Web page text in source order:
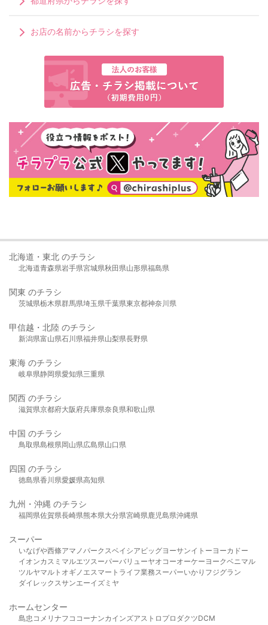
お店の名前からチラシを探す
北海道・東北 のチラシ
北海道青森県岩手県宮城県秋田県山形県福島県
関東 のチラシ
茨城県栃木県群馬県埼玉県千葉県東京都神奈川県
甲信越・北陸 のチラシ
新潟県富山県石川県福井県山梨県長野県
東海 のチラシ
岐阜県静岡県愛知県三重県
関西 のチラシ
滋賀県京都府大阪府兵庫県奈良県和歌山県
中国 のチラシ
鳥取県島根県岡山県広島県山口県
四国 のチラシ
徳島県香川県愛媛県高知県
九州・沖縄 のチラシ
福岡県佐賀県長崎県熊本県大分県宮崎県鹿児島県沖縄県
スーパー
いなげや西條アマノパークスベイシア ビッグヨーサンイトーヨーカドー
イオンカスミ マルエツスーパーバリューヤオコーオーケー ヨークベニマル
ツルヤマルト オギノ エスマート ライフ業務スーパーいかり フジグラン
ダイレックスサンエーイズミヤ
ホームセンター
島忠 コメリ ナフコ コーナンカインズアストロプロダクツDCM